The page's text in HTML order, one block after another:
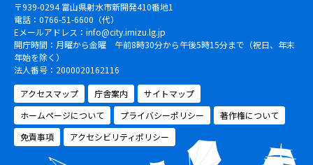
〒939-0294 富山県射水市新開発410番地1
電話：0766-51-6600（代）
Eメールアドレス： info@city.imizu.lg.jp
開庁時間：月曜から金曜 午前8時30分から午後5時15分まで（祝日、年末
年始を除く）
法人番号：2000020162116
アクセスマップ
庁舎案内
サイトマップ
ホームページについて
プライバシーポリシー
著作権について
免責事項
アクセシビリティポリシー